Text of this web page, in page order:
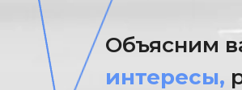
Объясним
интересы,